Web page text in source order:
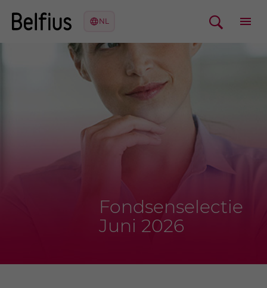
Fondsenselectie
Juni 2026